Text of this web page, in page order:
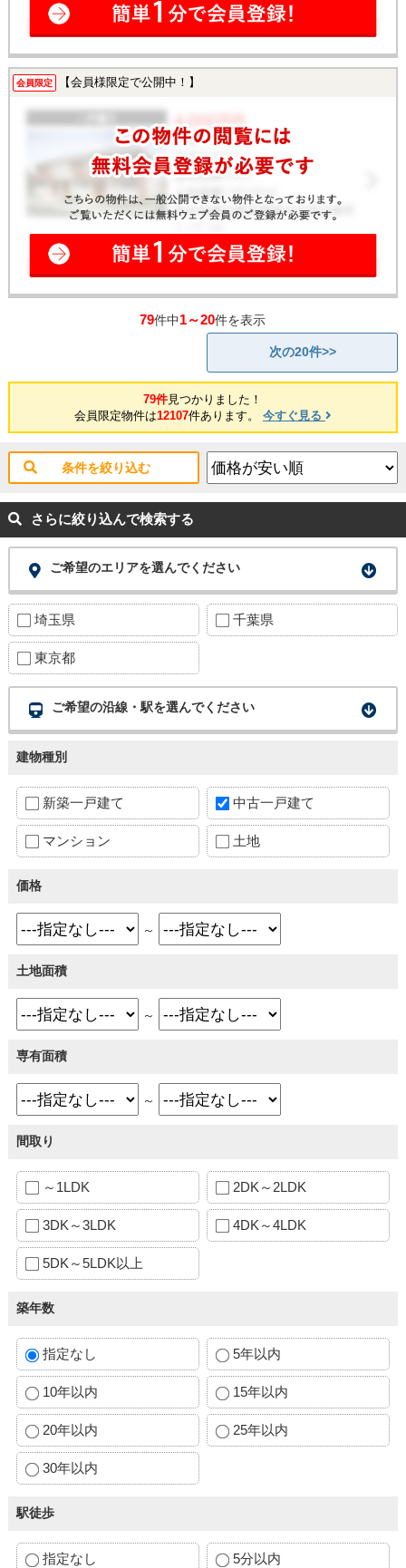
会員限定 【会員様限定で公開中！】
79件中1～20件を表示
次の20件>>
79件見つかりました！
会員限定物件は12107件あります。 今すぐ見る
条件を絞り込む
さらに絞り込んで検索する
ご希望のエリアを選んでください
埼玉県 千葉県
東京都
ご希望の沿線・駅を選んでください
建物種別
新築一戸建て 中古一戸建て
マンション 土地
価格
～
土地面積
～
専有面積
～
間取り
～1LDK 2DK～2LDK
3DK～3LDK 4DK～4LDK
5DK～5LDK以上
築年数
指定なし 5年以内
10年以内 15年以内
20年以内 25年以内
30年以内
駅徒歩
指定なし 5分以内